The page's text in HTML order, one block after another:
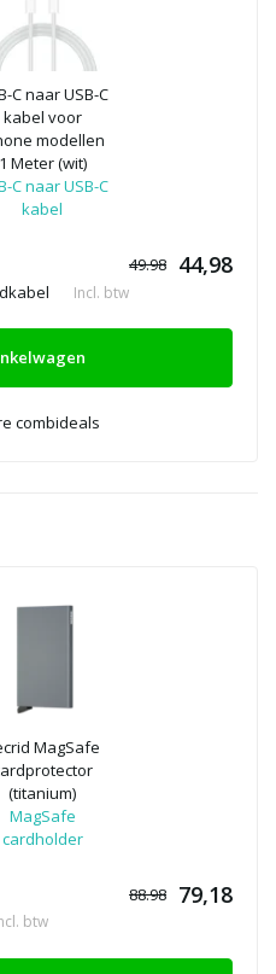
C naar USB-C
kabel voor
modellen
1 Meter (wit)
C naar USB-C
kabel
49.98 44,98
Incl. btw
combideals
MagSafe
(titanium)
MagSafe
cardholder
88.98 79,18
btw